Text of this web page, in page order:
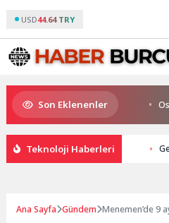
USD44.64 TRY
Son Eklenenler
Yolculuğuna Uğurlandı
Teknoloji Haberleri
Ana Sayfa Gündem Menemen’de 9